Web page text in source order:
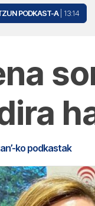
PODKAST-A | 13:14
ko podkastak